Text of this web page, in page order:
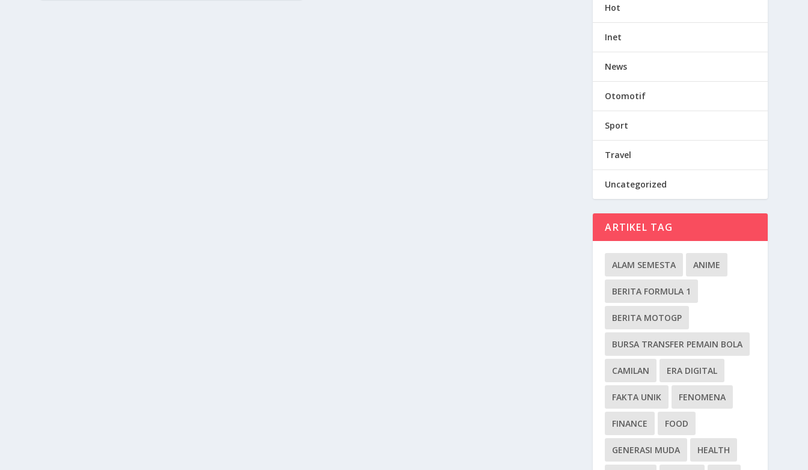
Hot
Inet
News
Otomotif
Sport
Travel
Uncategorized
ARTIKEL TAG
ALAM SEMESTA ANIME
BERITA FORMULA 1
BERITA MOTOGP
BURSA TRANSFER PEMAIN BOLA
CAMILAN ERA DIGITAL
FAKTA UNIK FENOMENA
FINANCE FOOD
GENERASI MUDA HEALTH